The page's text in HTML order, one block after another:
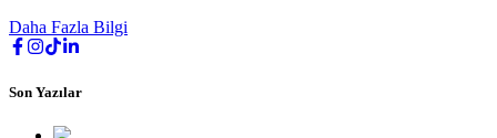
Daha Fazla Bilgi
Son Yazılar